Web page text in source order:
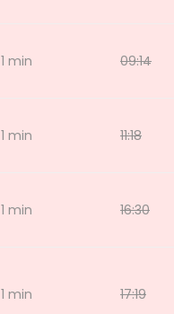
1 min 09:14
1 min 11:18
1 min 16:30
1 min 17:19